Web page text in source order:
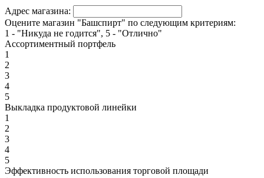
Адрес магазина:
Оцените магазин "Башспирт" по следующим критериям:
1 - "Никуда не годится", 5 - "Отлично"
Ассортиментный портфель
1
2
3
4
5
Выкладка продуктовой линейки
1
2
3
4
5
Эффективность использования торговой площади